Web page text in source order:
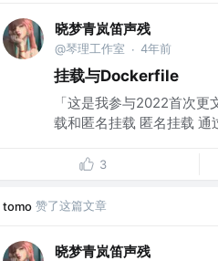
晓梦青岚笛声残
@琴理工作室 · 4年前
挂载与Dockerfile
「这是我参与2022首次
载和匿名挂载 匿名挂载
3
tomo 赞了这篇文章
晓梦青岚笛声残